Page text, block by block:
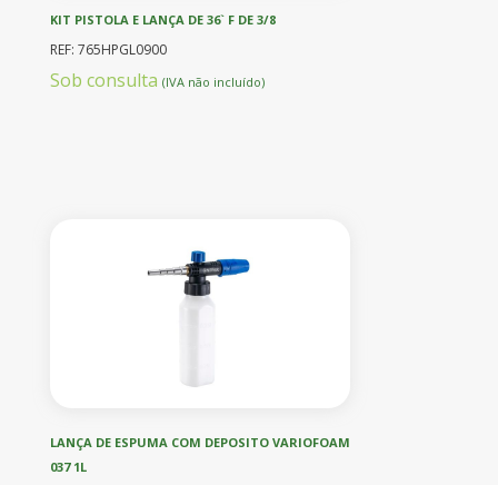
KIT PISTOLA E LANÇA DE 36` F DE 3/8
REF: 765HPGL0900
Sob consulta (IVA não incluído)
LANÇA DE ESPUMA COM DEPOSITO VARIOFOAM
037 1L